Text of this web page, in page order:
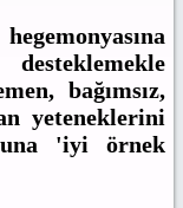
bağımsız,
yeteneklerini
'iyi örnek